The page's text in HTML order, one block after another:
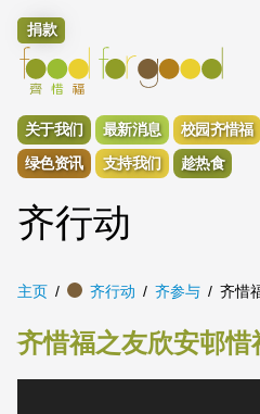
捐款
关于我们 最新消息 校园齐惜福
绿色资讯
支持我们 趁热食
齐行动
主页 齐行动 齐参与 齐惜
齐惜福之友欣安邨惜